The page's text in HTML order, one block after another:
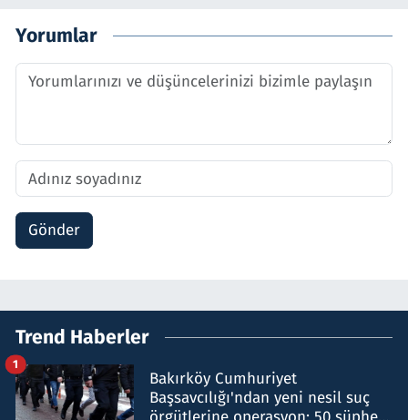
Yorumlar
Gönder
Trend Haberler
Bakırköy Cumhuriyet
Başsavcılığı'ndan yeni nesil suç
1